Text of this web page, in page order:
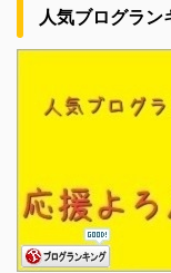
人気ブログラン